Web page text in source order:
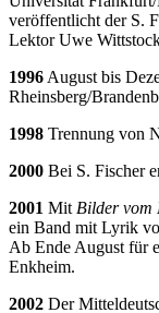
veröffentlicht der S.
Lektor Uwe
1996 August bis
Rheinsberg/
1998 Trennung von
2000 Bei S. Fischer
2001 Mit Bilder vom
ein Band mit Lyrik
Ab Ende August für
Enkheim.
2002 Der